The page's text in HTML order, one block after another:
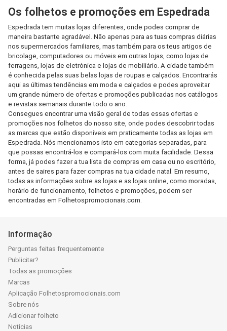
Os folhetos e promoções em Espedrada
Espedrada tem muitas lojas diferentes, onde podes comprar de
maneira bastante agradável. Não apenas para as tuas compras diárias
nos supermercados familiares, mas também para os teus artigos de
bricolage, computadores ou móveis em outras lojas, como lojas de
ferragens, lojas de eletrónica e lojas de mobiliário. A cidade também
é conhecida pelas suas belas lojas de roupas e calçados. Encontrarás
aqui as últimas tendências em moda e calçados e podes aproveitar
um grande número de ofertas e promoções publicadas nos catálogos
e revistas semanais durante todo o ano.
Consegues encontrar uma visão geral de todas essas ofertas e
promoções nos folhetos do nosso site, onde podes descobrir todas
as marcas que estão disponíveis em praticamente todas as lojas em
Espedrada. Nós mencionamos isto em categorias separadas, para
que possas encontrá-los e compará-los com muita facilidade. Dessa
forma, já podes fazer a tua lista de compras em casa ou no escritório,
antes de saires para fazer compras na tua cidade natal. Em resumo,
todas as informações sobre as lojas e as lojas online, como moradas,
horário de funcionamento, folhetos e promoções, podem ser
encontradas em Folhetospromocionais.com.
Informação
Perguntas feitas frequentemente
Publicitar?
Todas as promoções
Marcas
Aplicação Folhetospromocionais.com
Sobre nós
Adicionar folheto
Notícias